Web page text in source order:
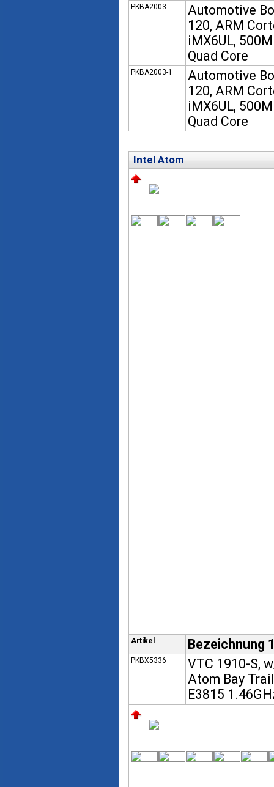
PKBA2003
Automotive
120, ARM
iMX6UL,
Quad Core
PKBA2003-1
Automotive
120, ARM
iMX6UL,
Quad Core
Intel Atom
Artikel Bezeichnung
PKBX5336
VTC 1910-S,
Atom Bay Trail
E3815